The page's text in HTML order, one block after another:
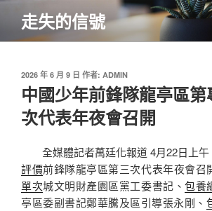
主
走失的信號
發
於
2026 年 6 月 9 日 作者: ADMIN
中國少年前鋒隊龍亭區
次代表年夜會召開
全媒體記者萬廷化報道 4月22日上
評價前鋒隊龍亭區第三次代表年夜會召
單次城文明財產園區黨工委書記、包養
亭區委副書記鄭華騰及區引導張永剛、